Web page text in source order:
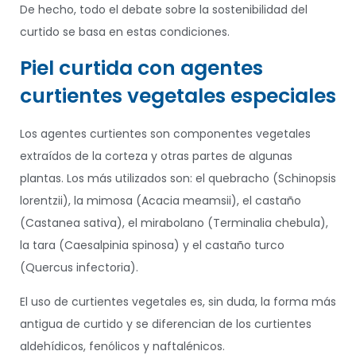
De hecho, todo el debate sobre la sostenibilidad del
curtido se basa en estas condiciones.
Piel curtida con agentes
curtientes vegetales especiales
Los agentes curtientes son componentes vegetales
extraídos de la corteza y otras partes de algunas
plantas. Los más utilizados son: el quebracho (Schinopsis
lorentzii), la mimosa (Acacia meamsii), el castaño
(Castanea sativa), el mirabolano (Terminalia chebula),
la tara (Caesalpinia spinosa) y el castaño turco
(Quercus infectoria).
El uso de curtientes vegetales es, sin duda, la forma más
antigua de curtido y se diferencian de los curtientes
aldehídicos, fenólicos y naftalénicos.